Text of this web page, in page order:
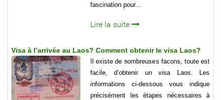
fascination pour...
Lire la suite
Visa à l’arrivée au Laos? Comment obtenir le visa Laos?
Il existe de nombreuses facons, toute est
facile, d’obtenir un visa Laos. Les
informations ci-dessous vous indique
précisément les étapes nécessaires à